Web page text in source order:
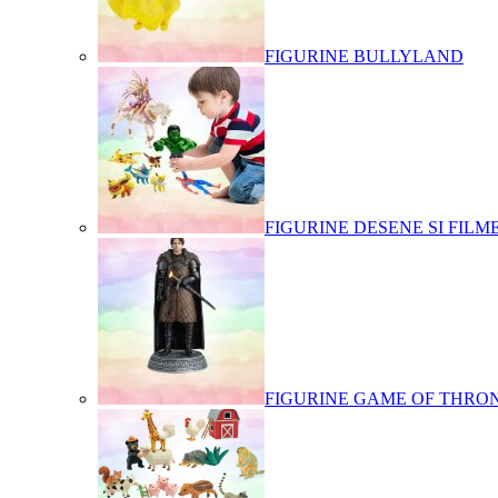
FIGURINE BULLYLAND
FIGURINE DESENE SI
FIGURINE GAME OF